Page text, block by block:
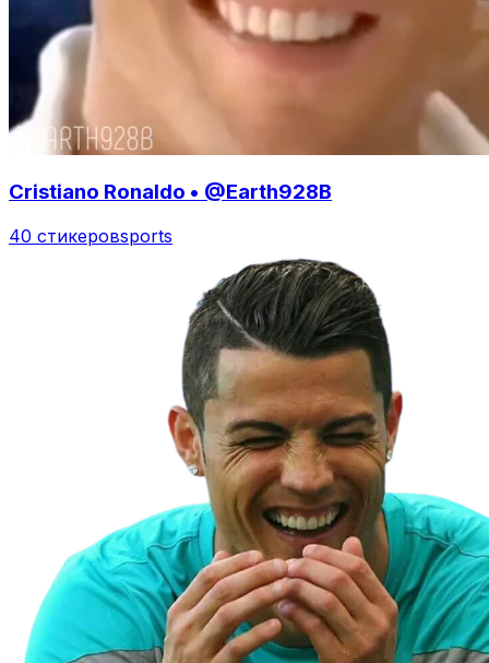
Cristiano Ronaldo • @Earth928B
40 стикеровsports